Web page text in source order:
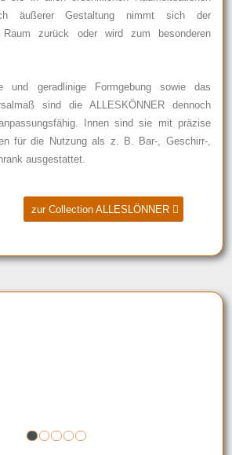
äußerer Gestaltung nimmt sich der
Raum zurück oder wird zum besonderen
und geradlinige Formgebung sowie das
sind die ALLESKÖNNER dennoch
Innen sind sie mit präzise
für die Nutzung als z. B. Bar-, Geschirr-,
ausgestattet.
zur Collection ALLESLÖNNER